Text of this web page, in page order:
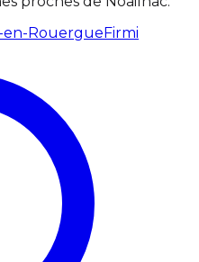
en-RouergueFirmi